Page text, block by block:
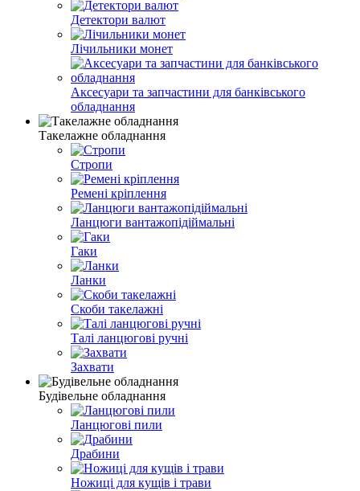
Детектори валют
Лічильники монет
Аксесуари та запчастини для банківського
обладнання
Такелажне обладнання
Стропи
Ремені кріплення
Ланцюги вантажопідіймальні
Гаки
Ланки
Скоби такелажні
Талі ланцюгові ручні
Захвати
Будівельне обладнання
Ланцюгові пили
Драбини
Ножиці для кущів і трави